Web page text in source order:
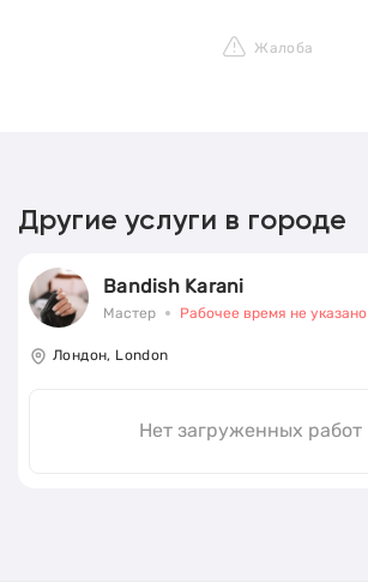
Жалоба
Другие услуги в городе
Bandish Karani
Мастер Рабочее время не указано
Лондон, London
Нет загруженных работ